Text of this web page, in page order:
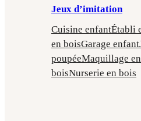
Jeux d’imitation
Cuisine enfantÉtabli
en boisGarage enfant
poupéeMaquillage
boisNurserie en bois